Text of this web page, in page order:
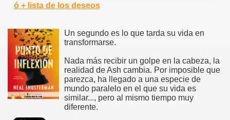
ó + lista de los deseos
Un segundo es lo que tarda su vida en
transformarse.
Nada más recibir un golpe en la cabeza, la
realidad de Ash cambia. Por imposible que
parezca, ha llegado a una especie de
mundo paralelo en el que su vida es
similar..., pero al mismo tiempo muy
diferente.